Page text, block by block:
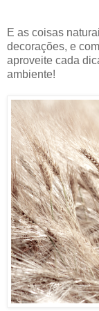
E as coisas
decorações, e
aproveite cada
ambiente!